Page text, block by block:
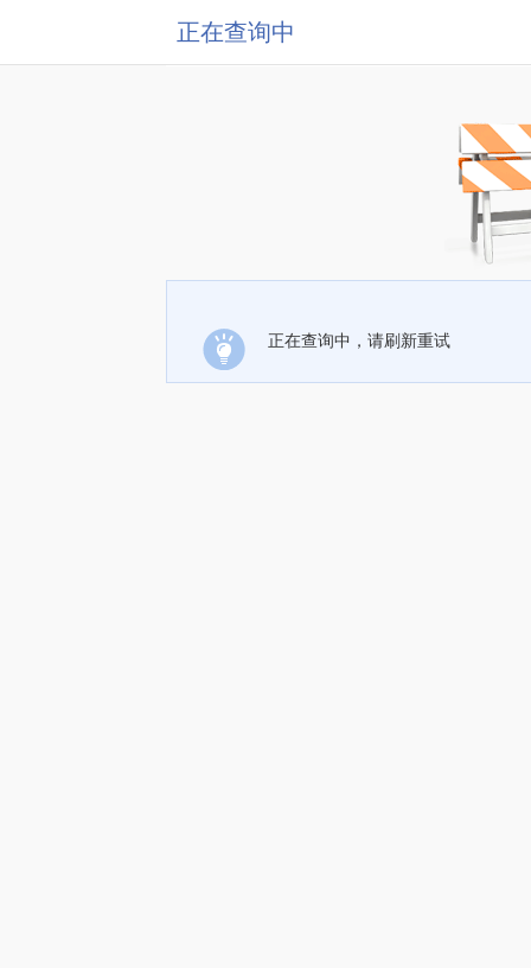
正在查询中
正在查询中，请刷新重试